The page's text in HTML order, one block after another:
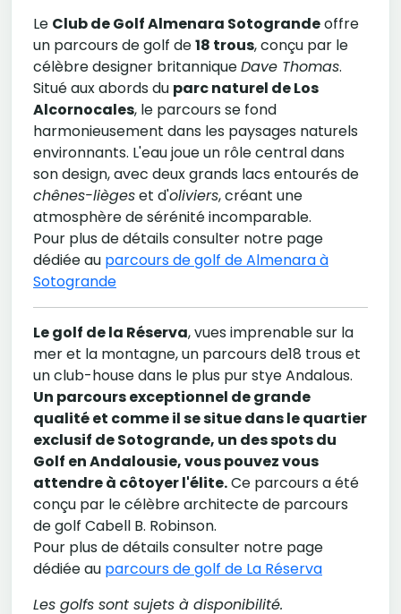
Le Club de Golf Almenara Sotograndeoffre
un parcours de golf de18 trous, conçu par le
célèbre designer britanniqueDave Thomas.
Situé aux abords du parc naturel de Los
Alcornocales, le parcours se fond
harmonieusement dans les paysages naturels
environnants. L'eau joue un rôle central dans
son design, avec deux grands lacs entourés de
chênes-liègeset d'oliviers, créant une
atmosphère de sérénité incomparable.
Pour plus de détails consulter notre page
dédiée au parcours de golf de Almenara à
Sotogrande
Le golf de la Réserva, vues imprenable sur la
mer et la montagne, un parcours de18 trous et
un club-house dans le plus pur stye Andalous.
Un parcours exceptionnel de grande
qualité et comme il se situe dans le quartier
exclusif de Sotogrande, un des spots du
Golf en Andalousie, vous pouvez vous
attendre à côtoyer l'élite.Ce parcours a été
conçu par le célèbre architecte de parcours
de golf Cabell B. Robinson.
Pour plus de détails consulter notre page
dédiée au parcours de golf de La Réserva
Les golfs sont sujets à disponibilité.